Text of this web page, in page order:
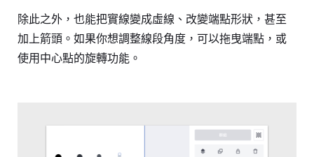
除此之外，也能把實線變成虛線、改變端點形狀，甚至
加上箭頭。如果你想調整線段角度，可以拖曳端點，或
使用中心點的旋轉功能。